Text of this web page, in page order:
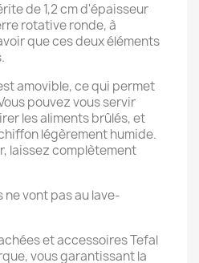
de 1,2 cm d'épaisseur
rotative ronde, à
que ces deux éléments
amovible, ce qui permet
pouvez vous servir
les aliments brûlés, et
légèrement humide.
laissez complètement
ne vont pas au lave-
et accessoires Tefal
vous garantissant la